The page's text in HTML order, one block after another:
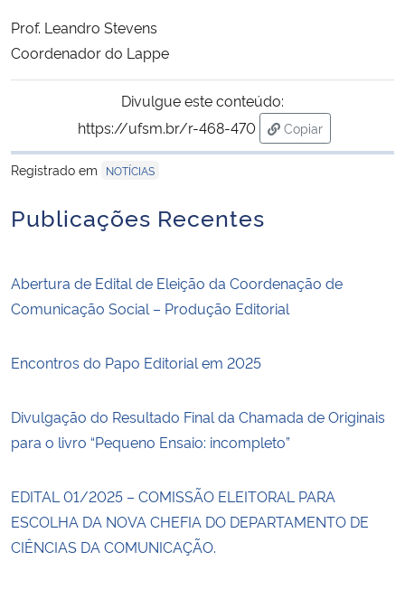
Prof. Leandro Stevens
Coordenador do Lappe
Divulgue este conteúdo:
https://ufsm.br/r-468-470
Copiar
para área de
Registrado em
NOTÍCIAS
Publicações Recentes
Abertura de Edital de Eleição da Coordenação de
Comunicação Social – Produção Editorial
Encontros do Papo Editorial em 2025
Divulgação do Resultado Final da Chamada de Originais
para o livro “Pequeno Ensaio: incompleto”
EDITAL 01/2025 – COMISSÃO ELEITORAL PARA
ESCOLHA DA NOVA CHEFIA DO DEPARTAMENTO DE
CIÊNCIAS DA COMUNICAÇÃO.